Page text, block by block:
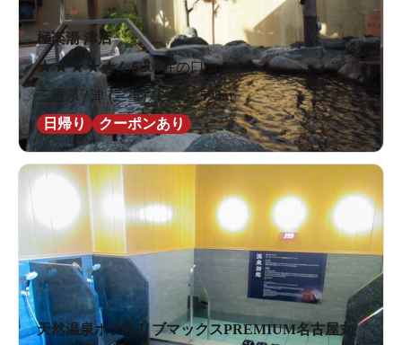
極楽湯 津店
★★★★★4.6208件の口コミ
三重県 / 津 (三重) / 白塚駅595m
日帰り
クーポンあり
天然温泉ホテルリブマックスPREMIUM名古屋丸